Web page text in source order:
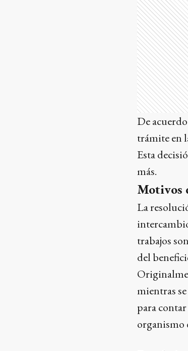
De
trámite en
Esta
más.
Motivos
La
trabajos
del
mientras
para
organismo